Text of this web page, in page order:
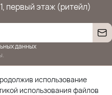
первый этаж (ритейл)
данных
использование
использования файлов